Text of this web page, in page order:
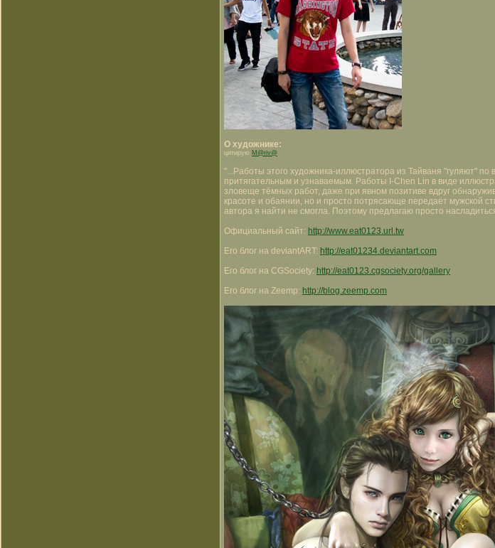
О художнике:
цитирую M@riv@
"...Работы этого художника-иллюстратора из Тайваня "гуляют"
притягательным и узнаваемым. Работы I-Chen Lin в виде
зловеще тёмных работ, даже при явном позитиве вдруг
красоте и обаянии, но и просто потрясающе передаёт мужской
автора я найти не смогла. Поэтому предлагаю просто
Официальный сайт: http://www.eat0123.url.tw
Его блог на deviantART: http://eat01234.deviantart.com
Его блог на CGSociety: http://eat0123.cgsociety.org/gallery
Его блог на Zeemp: http://blog.zeemp.com